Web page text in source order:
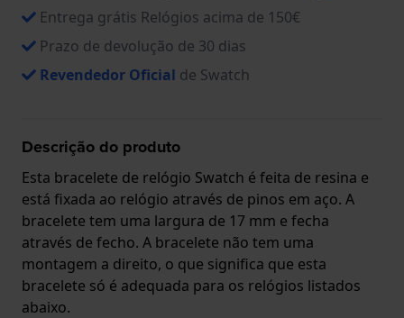
Entrega grátis Relógios acima de 150€
Prazo de devolução de 30 dias
Revendedor Oficial de Swatch
Descrição do produto
Esta bracelete de relógio Swatch é feita de resina e
está fixada ao relógio através de pinos em aço. A
bracelete tem uma largura de 17 mm e fecha
através de fecho. A bracelete não tem uma
montagem a direito, o que significa que esta
bracelete só é adequada para os relógios listados
abaixo.